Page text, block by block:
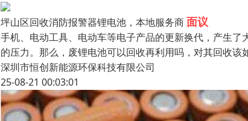
坪山区回收消防报警器锂电池，本地服务商面议
手机、电动工具、电动车等电子产品的更新换代，产生
的压力。那么，废锂电池可以回收再利用吗，对其回收
深圳市恒创新能源环保科技有限公司
25-08-21 00:03:01